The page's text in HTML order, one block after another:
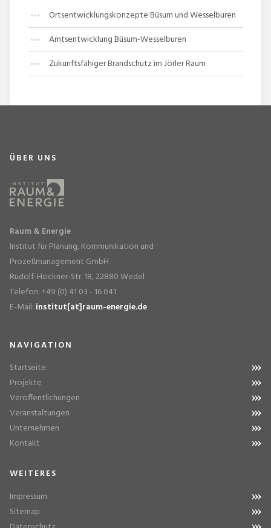
Ortsentwicklungskonzepte Büsum und Wesselburen
Amtsentwicklung Büsum-Wesselburen
Zukunftsfähiger Brandschutz im Jörler Raum
ÜBER UNS
Raum & Energie
Institut für Planung, Kommunikation und
Prozeßmanagement GmbH
Rudolf-Höckner-Str. 18, 22880 Wedel
Telefon: +49 (0) 41 03 - 16 041
E-Mail: institut[at]raum-energie.de
NAVIGATION
Startseite
Projekte
Veröffentlichungen
Veranstaltungen
Unternehmen
Kontakt
WEITERES
Impressum
Sitemap